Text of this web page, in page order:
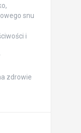
snu
i
zdrowie